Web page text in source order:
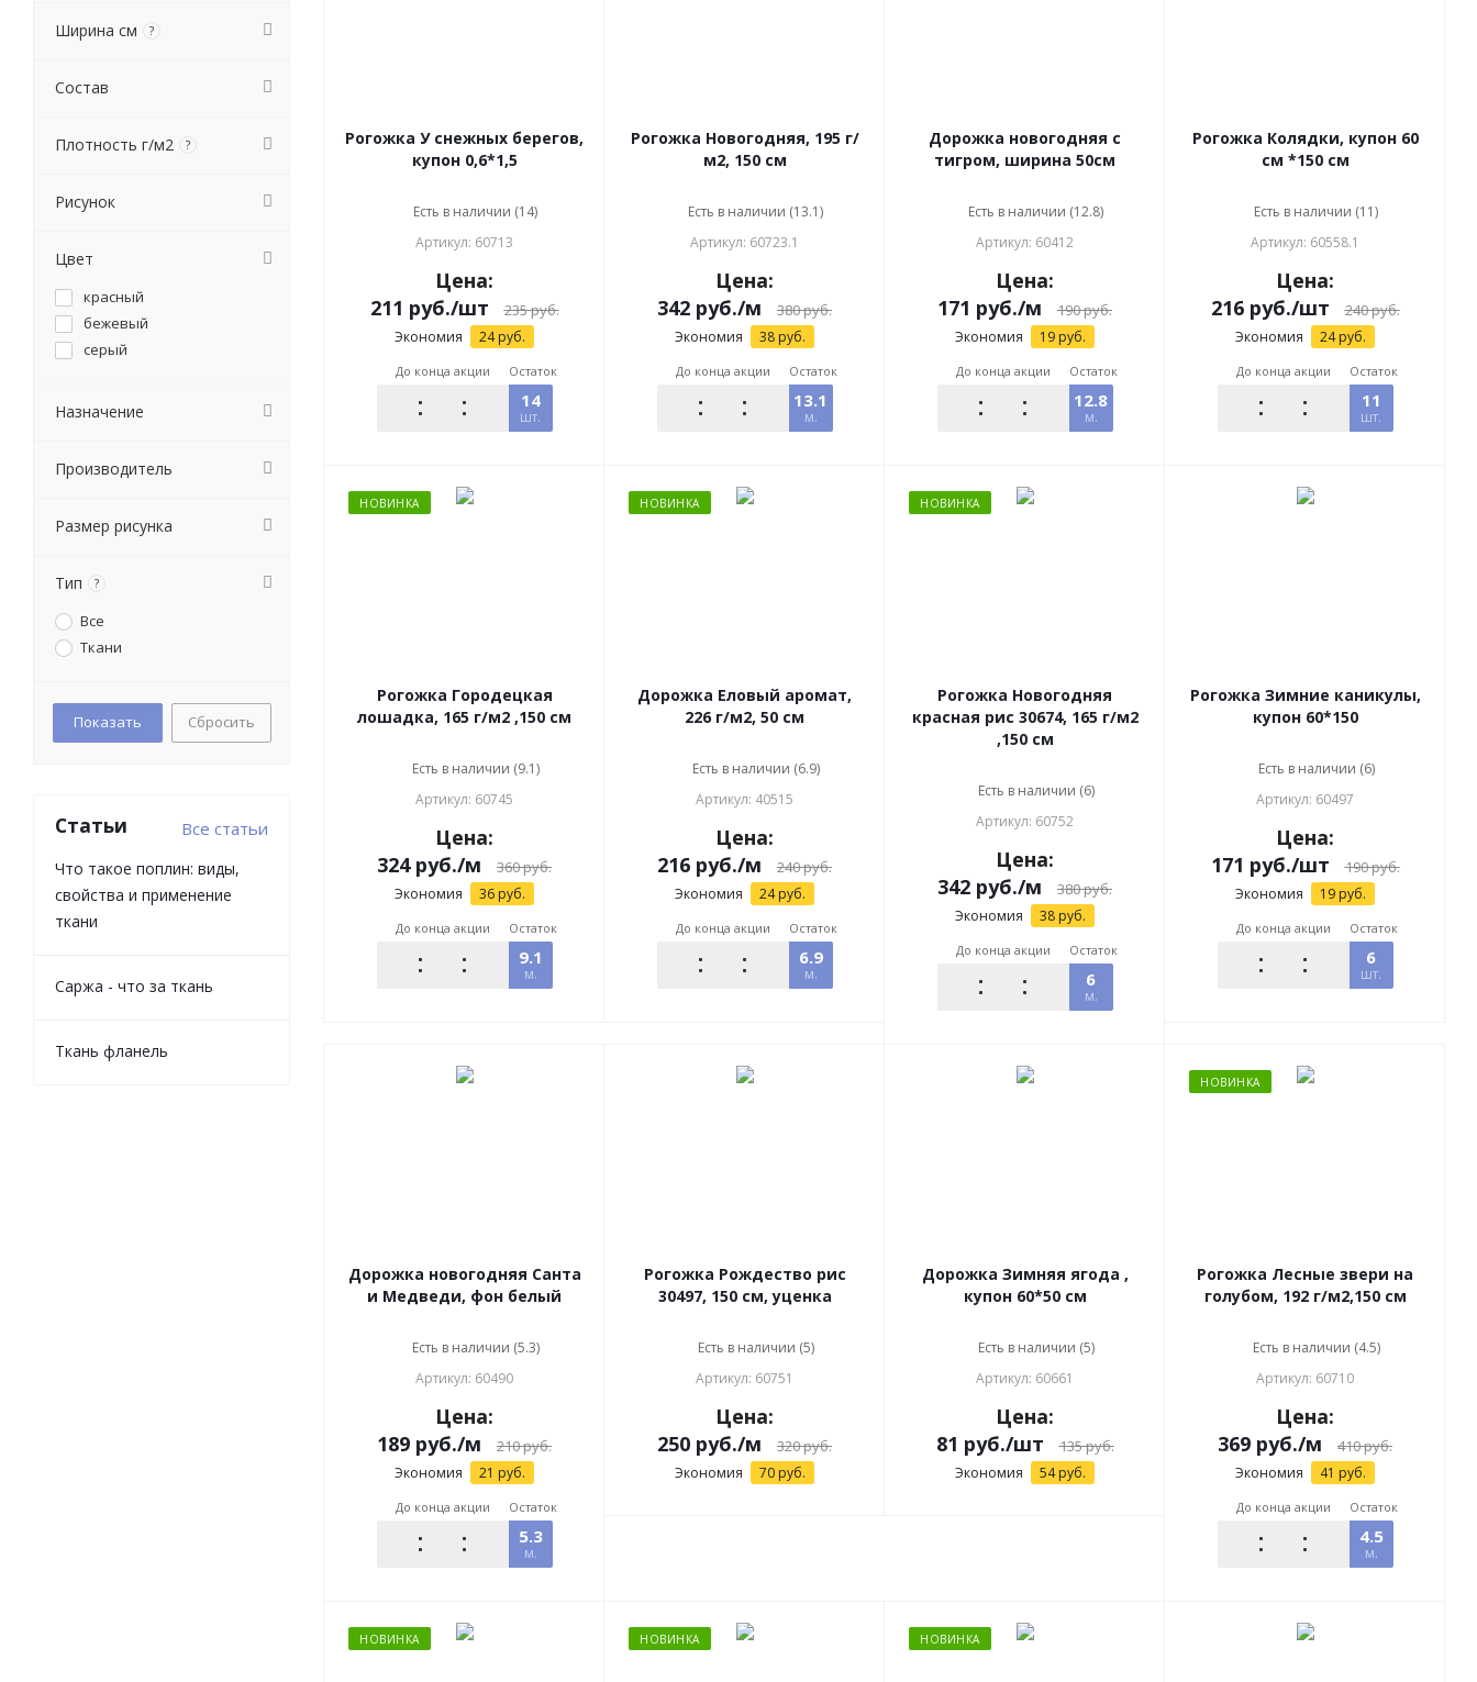
Рогожка У снежных берегов,
купон 0,6*1,5
Есть в наличии (14)
Артикул: 60713
Цена:
211 руб./шт 235руб.
Экономия 24руб.
До конца акции Остаток
14
шт.
Рогожка Новогодняя, 195 г/
м2, 150 см
Есть в наличии (13.1)
Артикул: 60723.1
Цена:
342 руб./м 380руб.
Экономия 38 руб.
До конца акции Остаток
13.1
м.
Дорожка новогодняя с
тигром, ширина 50см
Есть в наличии (12.8)
Артикул: 60412
Цена:
171 руб./м 190руб.
Экономия 19 руб.
До конца акции Остаток
12.8
м.
Рогожка Колядки, купон 60
см *150 см
Есть в наличии (11)
Артикул: 60558.1
Цена:
216руб./шт 240руб.
Экономия 24руб.
До конца акции Остаток
11
шт.
НОВИНКА
Рогожка Городецкая
лошадка, 165 г/м2 ,150 см
Есть в наличии (9.1)
Артикул: 60745
Цена:
324руб./м 360руб.
Экономия 36 руб.
До конца акции Остаток
9.1
м.
НОВИНКА
Дорожка Еловый аромат,
226 г/м2, 50 см
Есть в наличии (6.9)
Артикул: 40515
Цена:
216 руб./м 240руб.
Экономия 24руб.
До конца акции Остаток
6.9
м.
НОВИНКА
Рогожка Новогодняя
красная рис 30674, 165 г/м2
,150 см
Есть в наличии (6)
Артикул: 60752
Цена:
342 руб./м 380руб.
Экономия 38 руб.
До конца акции Остаток
6
м.
Рогожка Зимние каникулы,
купон 60*150
Есть в наличии (6)
Артикул: 60497
Цена:
171 руб./шт 190руб.
Экономия 19 руб.
До конца акции Остаток
6
шт.
Дорожка новогодняя Санта
и Медведи, фон белый
Есть в наличии (5.3)
Артикул: 60490
Цена:
189 руб./м 210руб.
Экономия 21 руб.
До конца акции Остаток
5.3
м.
Рогожка Рождество рис
30497, 150 см, уценка
Есть в наличии (5)
Артикул: 60751
Цена:
250 руб./м 320руб.
Экономия 70 руб.
Дорожка Зимняя ягода ,
купон 60*50 см
Есть в наличии (5)
Артикул: 60661
Цена:
81 руб./шт 135руб.
Экономия 54руб.
НОВИНКА
Рогожка Лесные звери на
голубом, 192 г/м2,150 см
Есть в наличии (4.5)
Артикул: 60710
Цена:
369 руб./м 410руб.
Экономия 41 руб.
До конца акции Остаток
4.5
м.
НОВИНКА НОВИНКА НОВИНКА
Ширина см ?
Состав
Плотность г/м2 ?
Рисунок
Цвет
красный
бежевый
серый
Назначение
Производитель
Размер рисунка
Тип ?
Все
Ткани
Сбросить
Статьи Все статьи
Что такое поплин: виды,
свойства и применение
ткани
Саржа - что за ткань
Ткань фланель